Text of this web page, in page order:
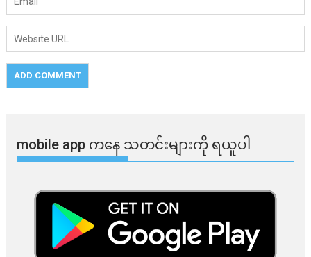
mobile app ​​ကနေ ​​သတင်းများကို ရယူပါ